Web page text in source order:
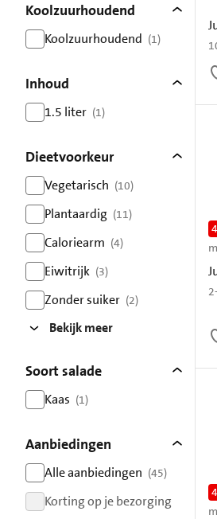
Koolzuurhoudend
Koolzuurhoudend (1)
Inhoud
1.5 liter (1)
Dieetvoorkeur
Vegetarisch (10)
resultaten
Plantaardig (11)
resultaten
Caloriearm (4)
resultaten
Eiwitrijk (3)
resultaten
Zonder suiker (2)
Bekijk meer
Soort salade
Kaas (1)
Aanbiedingen
Alle aanbiedingen (45)
resultaten
Korting op je bezorging